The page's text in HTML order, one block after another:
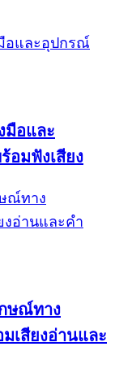
มือและ
อมฟังเสียง
ษณ์ทาง
เสียงอ่านและ